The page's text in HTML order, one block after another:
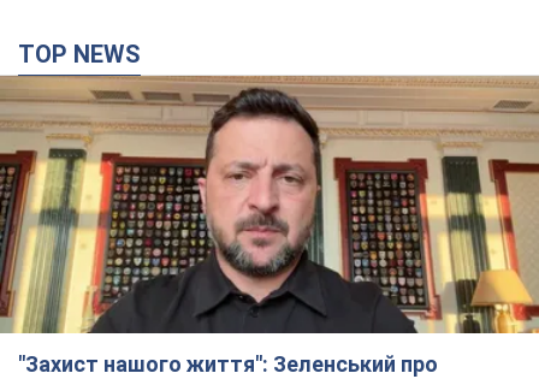
TOP NEWS
"Захист нашого життя": Зеленський про